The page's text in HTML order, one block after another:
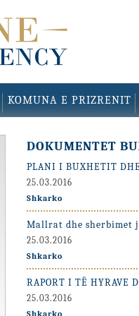
KOMUNA E PRIZRENIT
DOKUMENTET
PLANI I BUXHETIT
25.03.2016
Shkarko
Mallrat dhe sherbimet
25.03.2016
Shkarko
RAPORT I TË HYRAVE
25.03.2016
Shkarko